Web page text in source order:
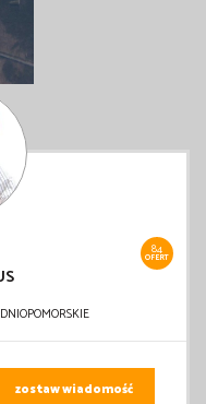
84
OFERT
zostaw wiadomość